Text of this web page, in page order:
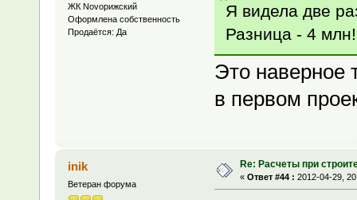
ЖК Novoрижский
Оформлена собственность
Продаётся: Да
Я видела две
Разница - 4 млн!
Это наверное
в первом
inik
Ветеран форума
Re: Расчеты при
« Ответ #44 : 2012-04-29,